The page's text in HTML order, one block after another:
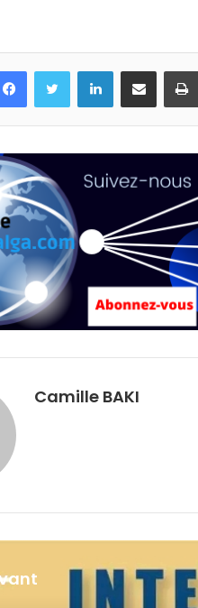
FacebookTwitter LinkedinPartager par email
Camille BAKI